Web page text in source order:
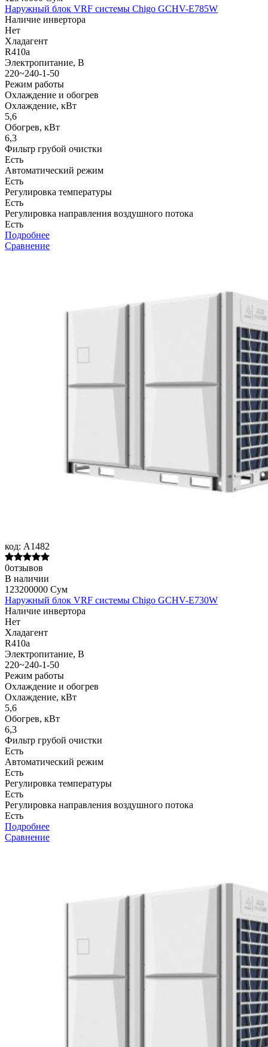
Наружный блок VRF системы Chigo GCHV-E785W
Наличие инвертора
Нет
Хладагент
R410a
Электропитание, В
220~240-1-50
Режим работы
Охлаждение и обогрев
Охлаждение, кВт
5,6
Обогрев, кВт
6,3
Фильтр грубой очистки
Есть
Автоматический режим
Есть
Регулировка температуры
Есть
Регулировка направления воздушного потока
Есть
Подробнее
Сравнение
код: A1482
0отзывов
В наличии
123200000 Сум
Наружный блок VRF системы Chigo GCHV-E730W
Наличие инвертора
Нет
Хладагент
R410a
Электропитание, В
220~240-1-50
Режим работы
Охлаждение и обогрев
Охлаждение, кВт
5,6
Обогрев, кВт
6,3
Фильтр грубой очистки
Есть
Автоматический режим
Есть
Регулировка температуры
Есть
Регулировка направления воздушного потока
Есть
Подробнее
Сравнение